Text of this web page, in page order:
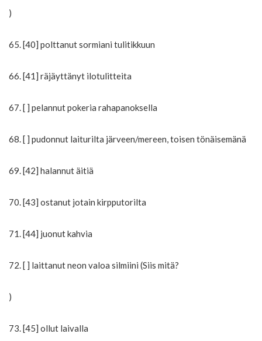
)
65. [40] polttanut sormiani tulitikkuun
66. [41] räjäyttänyt ilotulitteita
67. [ ] pelannut pokeria rahapanoksella
68. [ ] pudonnut laiturilta järveen/mereen, toisen tönäisemänä
69. [42] halannut äitiä
70. [43] ostanut jotain kirpputorilta
71. [44] juonut kahvia
72. [ ] laittanut neon valoa silmiini (Siis mitä?
)
73. [45] ollut laivalla